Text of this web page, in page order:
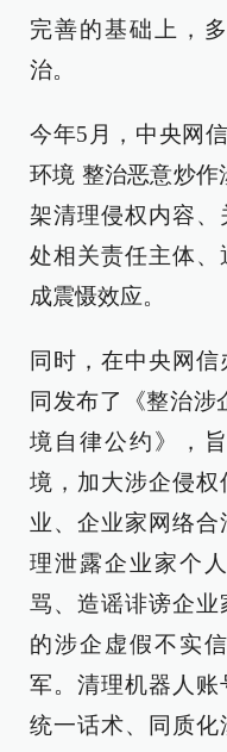
完善的基础上，
治。
今年5月，中央网
环境 整治恶意炒作
架清理侵权内容、
处相关责任主体、
成震慑效应。
同时，在中央网
同发布了《整治涉
境自律公约》，
境，加大涉企侵权
业、企业家网络
理泄露企业家个
骂、造谣诽谤企业
的涉企虚假不实
军。清理机器人
统一话术、同质化